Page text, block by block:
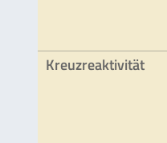
Kreuzreaktivität